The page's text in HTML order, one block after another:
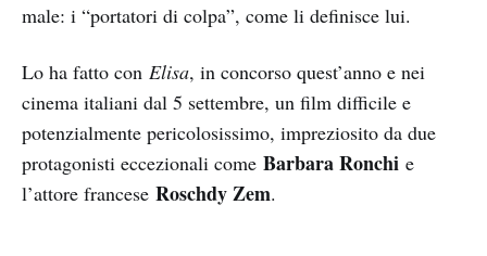
male: i “portatori di colpa”, come li definisce lui.
Lo ha fatto con Elisa, in concorso quest’anno e nei
cinema italiani dal 5 settembre, un film difficile e
potenzialmente pericolosissimo, impreziosito da due
protagonisti eccezionali come Barbara Ronchi e
l’attore francese Roschdy Zem.